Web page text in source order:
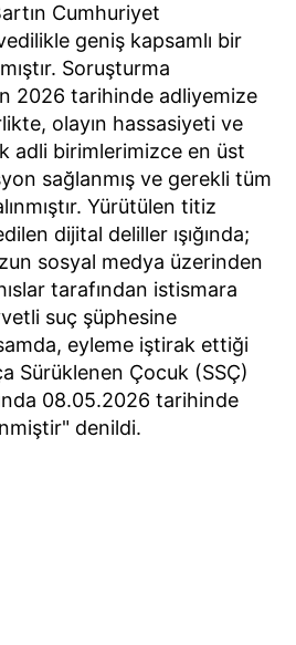
Cumhuriyet
geniş kapsamlı bir
Soruşturma
2026 tarihinde adliyemize
olayın hassasiyeti ve
adli birimlerimizce en üst
sağlanmış ve gerekli tüm
Yürütülen titiz
dijital deliller ışığında;
sosyal medya üzerinden
tarafından istismara
suç şüphesine
eyleme iştirak ettiği
Sürüklenen Çocuk (SSÇ)
08.05.2026 tarihinde
denildi.